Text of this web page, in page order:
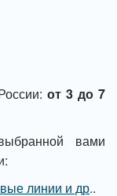
от 3 до 7
вами
линии и др..